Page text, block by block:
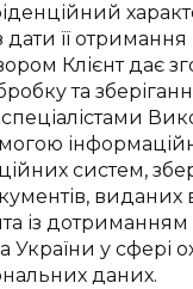
дати її отримання
Клієнт дає
та
систем,
виданих
із
України у сфері
даних.